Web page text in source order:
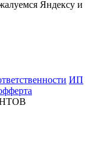
Яндексу и
ИП